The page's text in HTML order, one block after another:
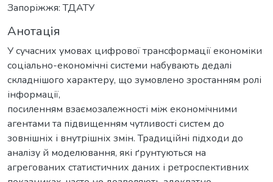
Запоріжжя: ТДАТУ
Анотація
У сучасних умовах цифрової трансформації економіки
соціально-економічні системи набувають дедалі
складнішого характеру, що зумовлено зростанням ролі
інформації,
посиленням взаємозалежності між економічними
агентами та підвищенням чутливості систем до
зовнішніх і внутрішніх змін. Традиційні підходи до
аналізу й моделювання, які ґрунтуються на
агрегованих статистичних даних і ретроспективних